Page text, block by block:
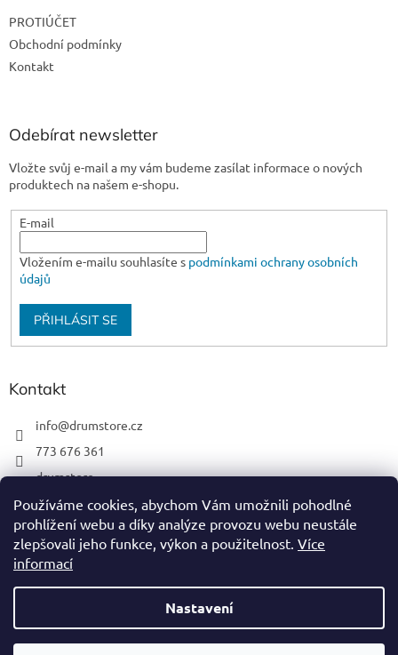
Používáme cookies, abychom Vám umožnili pohodlné
prohlížení webu a díky analýze provozu webu neustále
zlepšovali jeho funkce, výkon a použitelnost. Více
informací
Nastavení
PROTIÚČET
Obchodní podmínky
Kontakt
Odebírat newsletter
Vložte svůj e-mail a my vám budeme zasílat informace o nových
produktech na našem e-shopu.
E-mail
Vložením e-mailu souhlasíte s podmínkami ochrany osobních
údajů
PŘIHLÁSIT SE
Kontakt
info@drumstore.cz
773 676 361
drumstore
drumstore.cz
https://www.youtube.com/@DRUMSTOREPRAGUE
Vytvořil Shoptet